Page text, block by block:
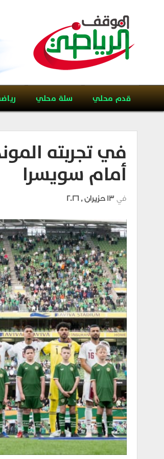
قدم محلي سلة محلي
في تجربته
أمام سويسرا
في 13 حزيران , 2026